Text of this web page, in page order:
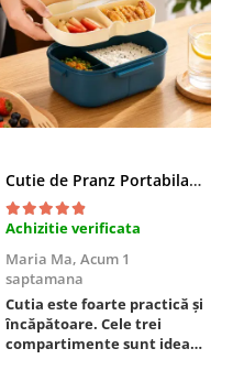
Cutie de Pranz Portabila cu Compartimente
Achizitie verificata
Maria Ma, Acum 1
saptamana
Cutia este foarte practică și
încăpătoare. Cele trei
compartimente sunt ideale